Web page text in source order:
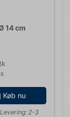
14 cm
Køb nu
2-3